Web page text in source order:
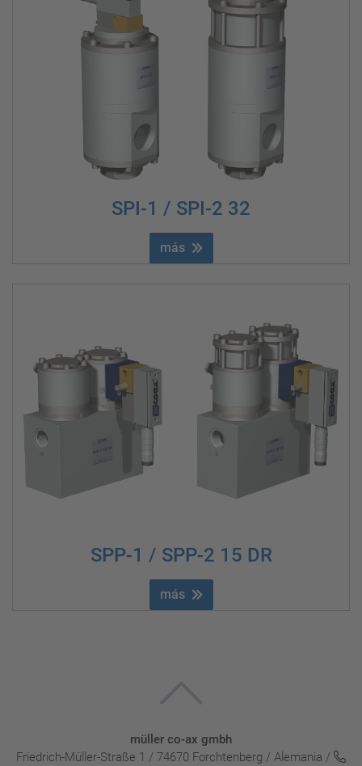
SPI-1 / SPI-2 32
más
SPP-1 / SPP-2 15 DR
más
müller co-ax gmbh
Friedrich-Müller-Straße 1 / 74670 Forchtenberg / Alemania /